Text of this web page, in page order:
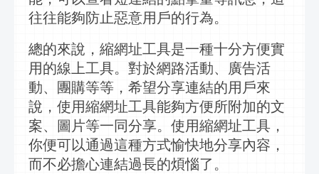
往往能夠防止惡意用戶的行為。
總的來說， 縮網址工具是一種十分方便實
用的線上工具。對於網路活動、廣告活
動、團購等等，希望分享連結的用戶來
說，使用縮網址工具能夠方便所附加的文
案、圖片等一同分享。使用縮網址工具 ，
你便可以通過這種方式愉快地分享內容，
而不必擔心連結過長的煩惱了。